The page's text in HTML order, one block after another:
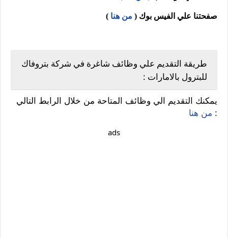
صفحتنا علي الفيس بوك ( من هنا )
طريقة التقديم علي وظائف شاغرة في شركة بتروفاك
للبترول بالامارات :
يمكنك التقديم الي وظائف المتاحة من خلال الرابط التالي
: من هنا
ads